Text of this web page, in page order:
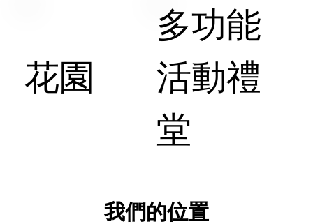
我們的位置
花園
多功能
活動禮
堂